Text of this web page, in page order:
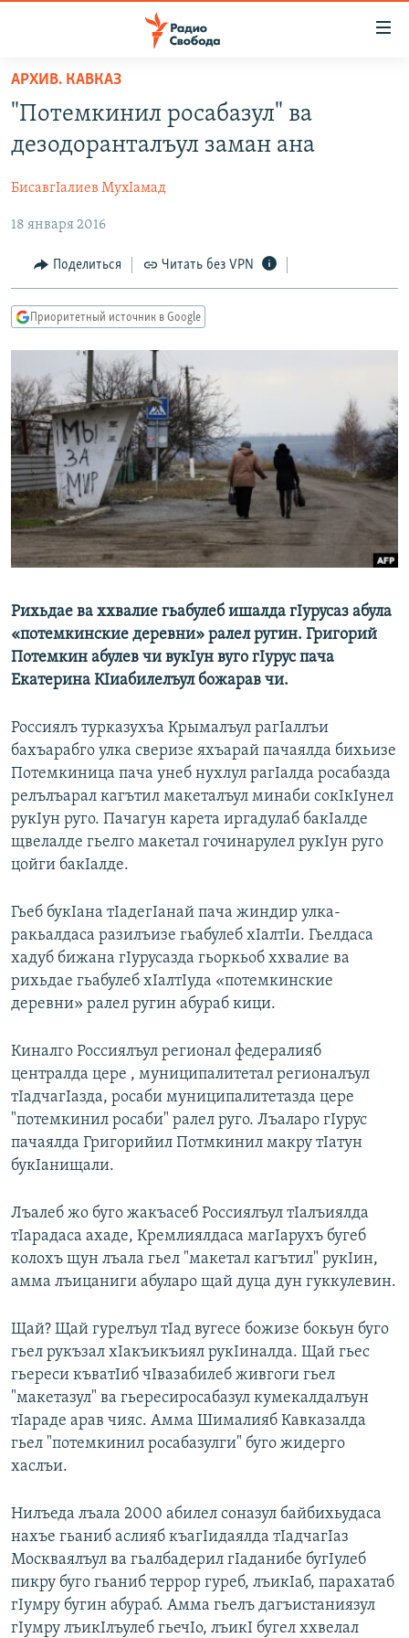
упрощенного
доступа
основному
Вернутся
главной
навигации
Вернутся
ПРОГРАММЫ
АВТОРСКИЕ ПРОЕКТЫ
ЦИТАТЫ СВОБОДЫ
МНЕНИЯ
КУЛЬТУРА
IDEL.РЕАЛИИ
КАВКАЗ.РЕАЛИИ
СЕВЕР.РЕАЛИИ
СИБИРЬ.РЕАЛИИ
РАСПИСАНИЕ ВЕЩАНИЯ
ПОДПИШИТЕСЬ НА РАССЫЛКУ
СОЦИАЛЬНЫЕ СЕТИ
Все сайты РСЕ/РС
АРХИВ. КАВКАЗ
"Потемкинил росабазул" ва
дезодоранталъул заман ана
БисавгIалиев МухIамад
18 января 2016
Поделиться Читать без VPN
Приоритетный источник в Google
Рихьдае ва ххвалие гьабулеб ишалда гIурусаз абула
«потемкинские деревни» ралел ругин. Григорий
Потемкин абулев чи вукIун вуго гIурус пача
Екатерина КIиабилелъул божарав чи.
Россиялъ турказухъа Крымалъул рагIаллъи
бахъарабго улка сверизе яхъарай пачаялда бихьизе
Потемкиница пача унеб нухлул рагIалда росабазда
релълъарал кагътил макеталъул минаби сокIкIунел
рукIун руго. Пачагун карета иргадулаб бакIалде
щвелалде гьелго макетал гочинарулел рукIун руго
цойги бакIалде.
Гьеб букIана тIадегIанай пача жиндир улка-
ракьалдаса разилъизе гьабулеб хIалтIи. Гьелдаса
хадуб бижана гIурусазда гьоркьоб ххвалие ва
рихьдае гьабулеб хIалтIуда «потемкинские
деревни» ралел ругин абураб кици.
Киналго Россиялъул регионал федералияб
централда цере , муниципалитетал регионалъул
тIадчагIазда, росаби муниципалитетазда цере
"потемкинил росаби" ралел руго. Лъаларо гIурус
пачаялда Григорийил Потмкинил макру тIатун
букIанищали.
Лъалеб жо буго жакъасеб Россиялъул тIалъиялда
тIарадаса ахаде, Кремлиялдаса магIарухъ бугеб
колохъ щун лъала гьел "макетал кагътил" рукIин,
амма лъицаниги абуларо щай дуца дун гуккулевин.
Щай? Щай гурелъул тIад вугесе божизе бокьун буго
гьел рукъзал хIакъикъиял рукIиналда. Щай гьес
гьереси къватIиб чIвазабилеб живгоги гьел
"макетазул" ва гьересиросабазул кумекалдалъун
тIараде арав чияс. Амма Шималияб Кавказалда
гьел "потемкинил росабазулги" буго жидерго
хаслъи.
Нилъеда лъала 2000 абилел соназул байбихьудаса
нахъе гьаниб аслияб къагIидаялда тIадчагIаз
Москваялъул ва гьалбадерил гIаданибе бугIулеб
пикру буго гьаниб террор гуреб, лъикIаб, парахатаб
гIумру бугин абураб. Амма гьелъ дагъистаниязул
гIумру лъикIлъулеб гьечIо, лъикI бугел ххвелал